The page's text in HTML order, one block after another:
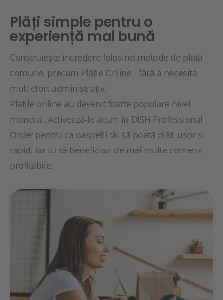
Plăți simple pentru o
experiență mai bună
Construiește încredere folosind metode de plată
comune, precum Plăție Online - fără a necesita
mult efort administrativ.
Plațile online au devenit foarte populare nivel
mondial. Activează-le acum în DISH Professional
Order pentru ca oaspeții tăi să poată plăti ușor și
rapid, iar tu să beneficiazi de mai multe comenzi
profitabile.